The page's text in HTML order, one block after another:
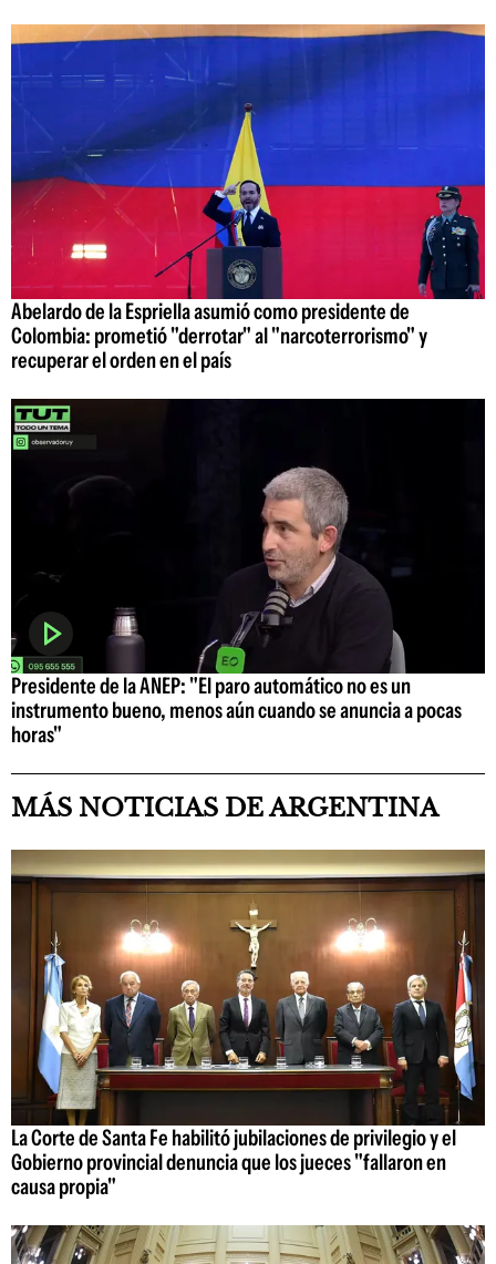
Abelardo de la Espriella asumió como presidente de
Colombia: prometió "derrotar" al "narcoterrorismo" y
recuperar el orden en el país
Presidente de la ANEP: "El paro automático no es un
instrumento bueno, menos aún cuando se anuncia a pocas
horas"
MÁS NOTICIAS DE ARGENTINA
La Corte de Santa Fe habilitó jubilaciones de privilegio y el
Gobierno provincial denuncia que los jueces "fallaron en
causa propia"